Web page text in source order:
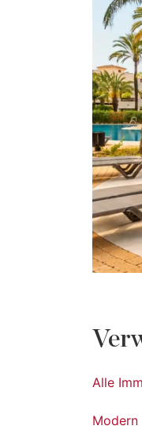
Alle
Modern